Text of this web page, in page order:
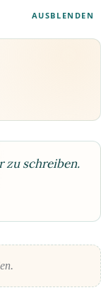
AUSBLENDEN
zu schreiben.